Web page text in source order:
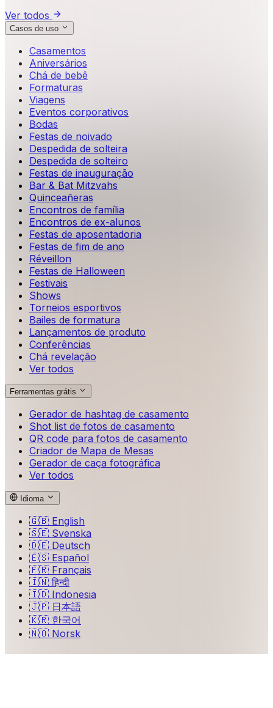
Ver todos
Casos de uso
Casamentos
Aniversários
Chá de bebê
Formaturas
Viagens
Eventos corporativos
Bodas
Festas de noivado
Despedida de solteira
Despedida de solteiro
Festas de inauguração
Bar & Bat Mitzvahs
Quinceañeras
Encontros de família
Encontros de ex-alunos
Festas de aposentadoria
Festas de fim de ano
Réveillon
Festas de Halloween
Festivais
Shows
Torneios esportivos
Bailes de formatura
Lançamentos de produto
Conferências
Chá revelação
Ver todos
Ferramentas grátis
Gerador de hashtag de casamento
Shot list de fotos de casamento
QR code para fotos de casamento
Criador de Mapa de Mesas
Gerador de caça fotográfica
Ver todos
Idioma
🇬🇧 English
🇸🇪 Svenska
🇩🇪 Deutsch
🇪🇸 Español
🇫🇷 Français
🇮🇳 हिन्दी
🇮🇩 Indonesia
🇯🇵 日本語
🇰🇷 한국어
🇳🇴 Norsk